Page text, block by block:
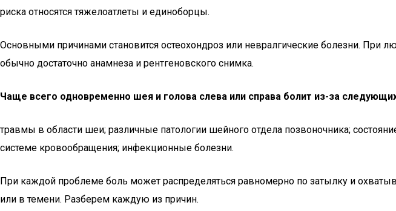
риска относятся тяжелоатлеты и единоборцы.
Основными причинами становится остеохондроз или невралгические болезни. При
обычно достаточно анамнеза и рентгеновского снимка.
Чаще всего одновременно шея и голова слева или справа болит из-за
травмы в области шеи; различные патологии шейного отдела позвоночника;
системе кровообращения; инфекционные болезни.
При каждой проблеме боль может распределяться равномерно по затылку и
или в темени. Разберем каждую из причин.